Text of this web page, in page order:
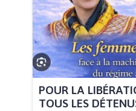
POUR LA
TOUS LES